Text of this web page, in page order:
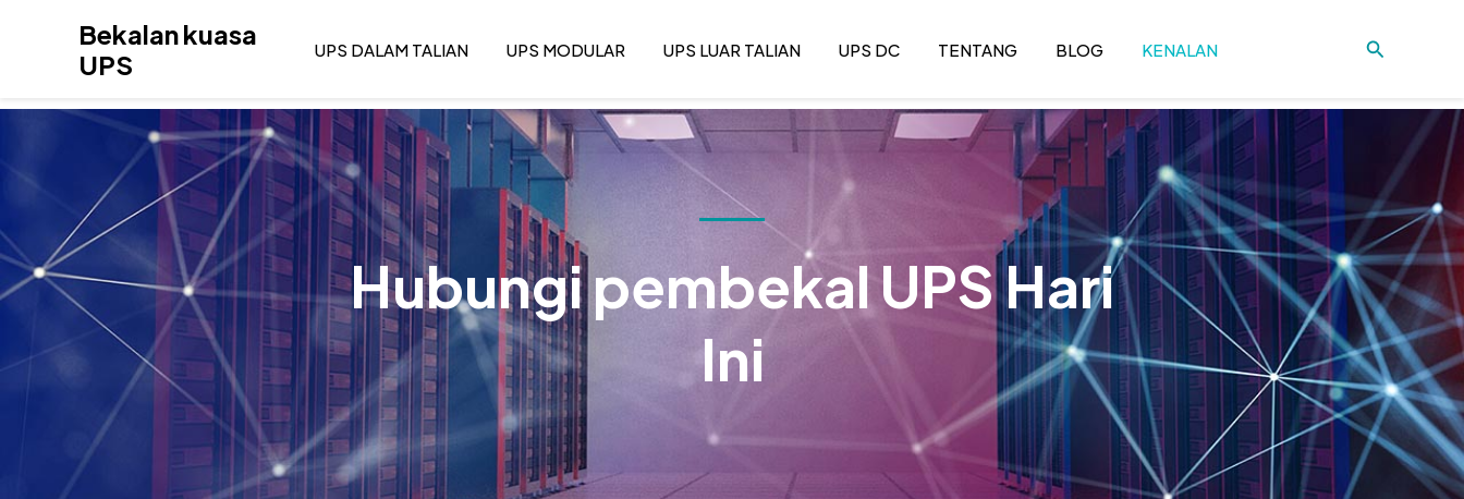
kandungan
Bekalan kuasa
UPS
UPS DALAM TALIAN UPS MODULAR UPS LUAR TALIAN UPS DC TENTANG BLOG KENALAN Cari
Hubungi pembekal UPS Hari
Ini